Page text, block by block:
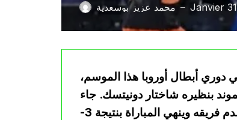
محمد عزيز بوسعدية — Janvier
دوري أبطال أوروبا هذا الموسم،
بنظيره شاختار دونيتسك. جاء
الهدف في الدقيقة 79 من الشوط الثاني، ليساهم في تعزيز تقدم فريقه وينهي المباراة بنتيجة 3-